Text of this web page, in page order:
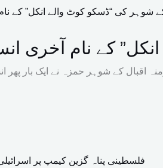
کے نام آخری